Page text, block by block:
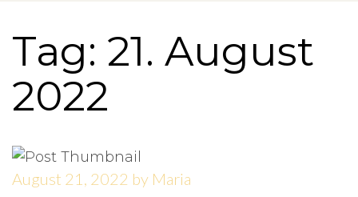
Tag: 21. August
2022
August 21, 2022 by Maria